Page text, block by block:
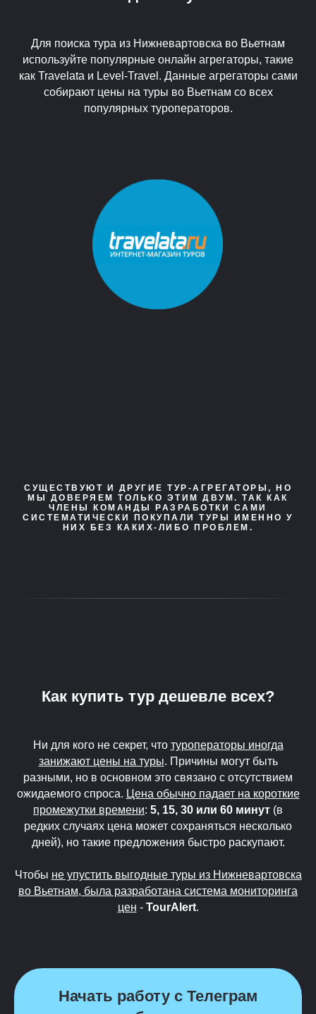
Для поиска тура из Нижневартовска во Вьетнам
используйте популярные онлайн агрегаторы, такие
как Travelata и Level-Travel. Данные агрегаторы сами
собирают цены на туры во Вьетнам со всех
популярных туроператоров.
СУЩЕСТВУЮТ И ДРУГИЕ ТУР-АГРЕГАТОРЫ, НО
МЫ ДОВЕРЯЕМ ТОЛЬКО ЭТИМ ДВУМ. ТАК КАК
ЧЛЕНЫ КОМАНДЫ РАЗРАБОТКИ САМИ
СИСТЕМАТИЧЕСКИ ПОКУПАЛИ ТУРЫ ИМЕННО У
НИХ БЕЗ КАКИХ-ЛИБО ПРОБЛЕМ.
Как купить тур дешевле всех?
Ни для кого не секрет, что туроператоры иногда
занижают цены на туры. Причины могут быть
разными, но в основном это связано с отсутствием
ожидаемого спроса. Цена обычно падает на короткие
промежутки времени: 5, 15, 30 или 60 минут (в
редких случаях цена может сохраняться несколько
дней), но такие предложения быстро раскупают.
Чтобы не упустить выгодные туры из Нижневартовска
во Вьетнам, была разработана система мониторинга
цен - TourAlert.
Начать работу с Телеграм